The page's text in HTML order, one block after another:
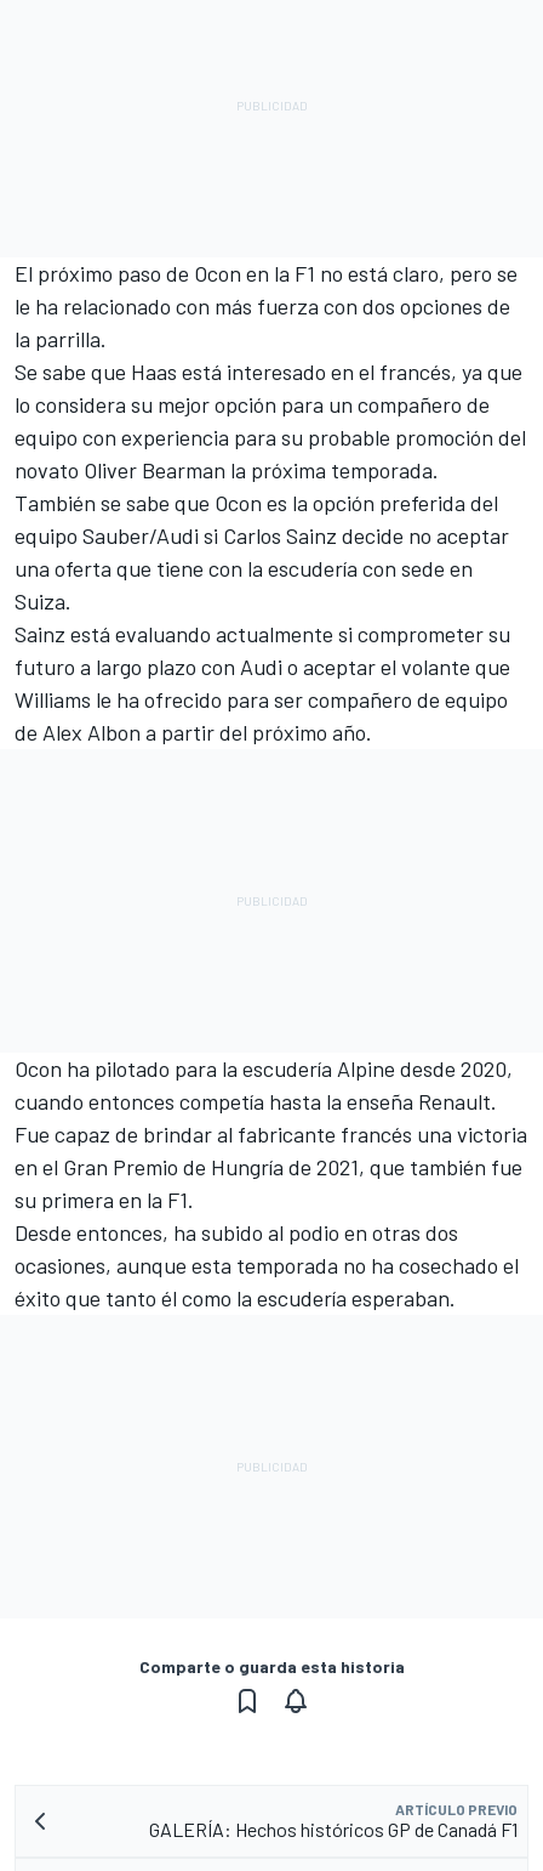
El próximo paso de Ocon en la F1 no está claro, pero se
le ha relacionado con más fuerza con dos opciones de
la parrilla.
Se sabe que Haas está interesado en el francés, ya que
lo considera su mejor opción para un compañero de
equipo con experiencia para su probable promoción del
novato Oliver Bearman la próxima temporada.
También se sabe que Ocon es la opción preferida del
equipo Sauber/Audi si Carlos Sainz decide no aceptar
una oferta que tiene con la escudería con sede en
Suiza.
Sainz está evaluando actualmente si comprometer su
futuro a largo plazo con Audi o aceptar el volante que
Williams le ha ofrecido para ser compañero de equipo
de Alex Albon a partir del próximo año.
Ocon ha pilotado para la escudería Alpine desde 2020,
cuando entonces competía hasta la enseña Renault.
Fue capaz de brindar al fabricante francés una victoria
en el Gran Premio de Hungría de 2021, que también fue
su primera en la F1.
Desde entonces, ha subido al podio en otras dos
ocasiones, aunque esta temporada no ha cosechado el
éxito que tanto él como la escudería esperaban.
Comparte o guarda esta historia
ARTÍCULO PREVIO
GALERÍA: Hechos históricos GP de Canadá F1